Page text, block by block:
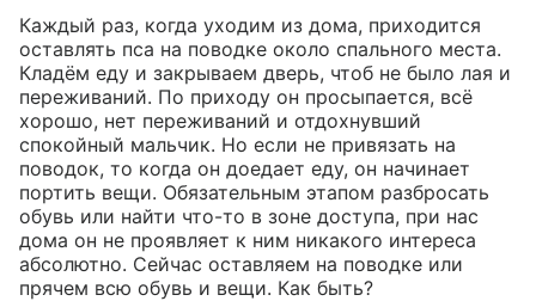
Каждый раз, когда уходим из дома, приходится
оставлять пса на поводке около спального места.
Кладём еду и закрываем дверь, чтоб не было лая и
переживаний. По приходу он просыпается, всё
хорошо, нет переживаний и отдохнувший
спокойный мальчик. Но если не привязать на
поводок, то когда он доедает еду, он начинает
портить вещи. Обязательным этапом разбросать
обувь или найти что-то в зоне доступа, при нас
дома он не проявляет к ним никакого интереса
абсолютно. Сейчас оставляем на поводке или
прячем всю обувь и вещи. Как быть?